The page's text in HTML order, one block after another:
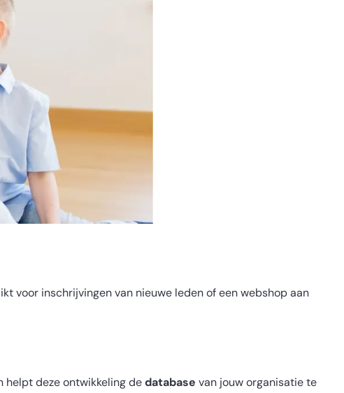
voor inschrijvingen van nieuwe leden of een webshop aan
helpt deze ontwikkeling dedatabase van jouw organisatie te